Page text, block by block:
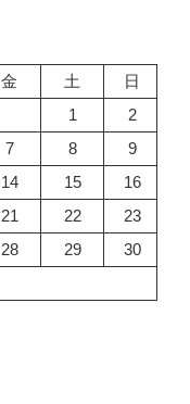
金 土
日
1
2
7 8
9
14 15
16
21 22
23
28 29
30